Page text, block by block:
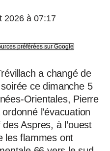
2026 à 07:17
préférées sur Google
a changé de
ce dimanche 5
Orientales, Pierre
l’évacuation
Aspres, à l’ouest
les flammes ont